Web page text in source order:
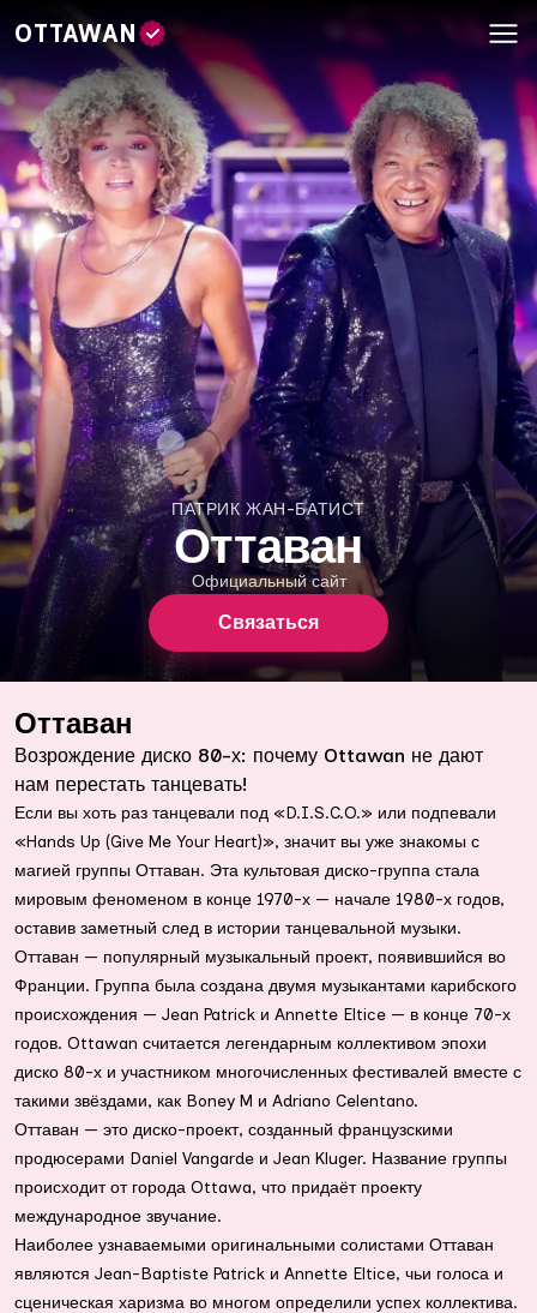
OTTAWAN
ПАТРИК ЖАН-БАТИСТ
Оттаван
Официальный сайт
Связаться
Оттаван
Возрождение диско 80-х: почему Ottawan не дают
нам перестать танцевать!
Если вы хоть раз танцевали под «D.I.S.C.O.» или подпевали
«Hands Up (Give Me Your Heart)», значит вы уже знакомы с
магией группы Оттаван. Эта культовая диско-группа стала
мировым феноменом в конце 1970-х — начале 1980-х годов,
оставив заметный след в истории танцевальной музыки.
Оттаван — популярный музыкальный проект, появившийся во
Франции. Группа была создана двумя музыкантами карибского
происхождения — Jean Patrick и Annette Eltice — в конце 70-х
годов. Ottawan считается легендарным коллективом эпохи
диско 80-х и участником многочисленных фестивалей вместе с
такими звёздами, как Boney M и Adriano Celentano.
Оттаван — это диско-проект, созданный французскими
продюсерами Daniel Vangarde и Jean Kluger. Название группы
происходит от города Ottawa, что придаёт проекту
международное звучание.
Наиболее узнаваемыми оригинальными солистами Оттаван
являются Jean-Baptiste Patrick и Annette Eltice, чьи голоса и
сценическая харизма во многом определили успех коллектива.